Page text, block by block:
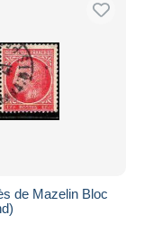
de Mazelin Bloc